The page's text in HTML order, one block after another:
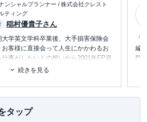
ンシャルプランナー / 株式会社クレスト
ティング
稲村優貴子さん
学英文学科卒業後、大手損害保険会
客様に直接会って人生にかかわるお
事がしたいとの想いから2001年FP資
。年間500件の個別相談をこなし、２
教育資金・住宅資金・離婚カウンセ
岐にわたる。
シュ・食べ歩き・お得情報収集。
続きを見る
「
編
門
め
タップ